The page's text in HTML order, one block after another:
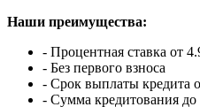
Наши преимущества:
- Процентная ставка от
- Без первого взноса
- Срок выплаты кредита
- Сумма кредитования до